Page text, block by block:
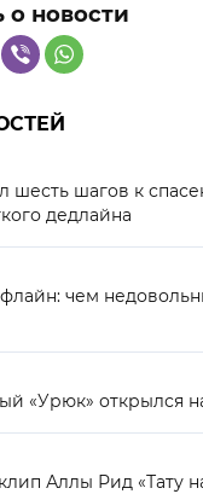
о новости
шесть шагов к
дедлайна
чем
«Урюк» открылся
Аллы Рид «Тату